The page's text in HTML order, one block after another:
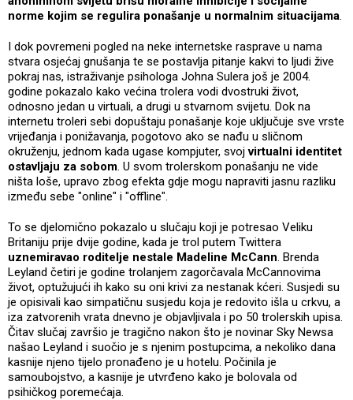
norme kojim se regulira ponašanje u normalnim situacijama.
I dok povremeni pogled na neke internetske rasprave u nama
stvara osjećaj gnušanja te se postavlja pitanje kakvi to ljudi žive
pokraj nas, istraživanje psihologa Johna Sulera još je 2004.
godine pokazalo kako većina trolera vodi dvostruki život,
odnosno jedan u virtuali, a drugi u stvarnom svijetu. Dok na
internetu troleri sebi dopuštaju ponašanje koje uključuje sve vrste
vrijeđanja i ponižavanja, pogotovo ako se nađu u sličnom
okruženju, jednom kada ugase kompjuter, svojvirtualni identitet
ostavljaju za sobom. U svom trolerskom ponašanju ne vide
ništa loše, upravo zbog efekta gdje mogu napraviti jasnu razliku
između sebe "online" i "offline".
To se djelomično pokazalo u slučaju koji je potresao Veliku
Britaniju prije dvije godine, kada je trol putem Twittera
uznemiravao roditelje nestale Madeline McCann. Brenda
Leyland četiri je godine trolanjem zagorčavala McCannovima
život, optužujući ih kako su oni krivi za nestanak kćeri. Susjedi su
je opisivali kao simpatičnu susjedu koja je redovito išla u crkvu, a
iza zatvorenih vrata dnevno je objavljivala i po 50 trolerskih upisa.
Čitav slučaj završio je tragično nakon što je novinar Sky Newsa
našao Leyland i suočio je s njenim postupcima, a nekoliko dana
kasnije njeno tijelo pronađeno je u hotelu. Počinila je
samoubojstvo, a kasnije je utvrđeno kako je bolovala od
psihičkog poremećaja.